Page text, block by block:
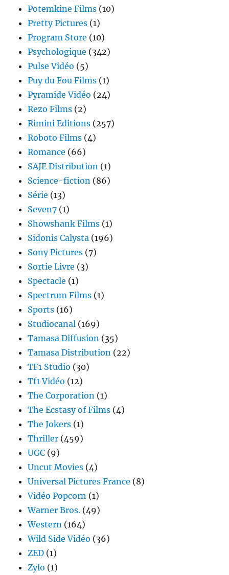
Potemkine Films (10)
Pretty Pictures (1)
Program Store (10)
Psychologique (342)
Pulse Vidéo (5)
Puy du Fou Films (1)
Pyramide Vidéo (24)
Rezo Films (2)
Rimini Editions (257)
Roboto Films (4)
Romance (66)
SAJE Distribution (1)
Science-fiction (86)
Série (13)
Seven7 (1)
Showshank Films (1)
Sidonis Calysta (196)
Sony Pictures (7)
Sortie Livre (3)
Spectacle (1)
Spectrum Films (1)
Sports (16)
Studiocanal (169)
Tamasa Diffusion (35)
Tamasa Distribution (22)
TF1 Studio (30)
Tf1 Vidéo (12)
The Corporation (1)
The Ecstasy of Films (4)
The Jokers (1)
Thriller (459)
UGC (9)
Uncut Movies (4)
Universal Pictures France (8)
Vidéo Popcorn (1)
Warner Bros. (49)
Western (164)
Wild Side Vidéo (36)
ZED (1)
Zylo (1)